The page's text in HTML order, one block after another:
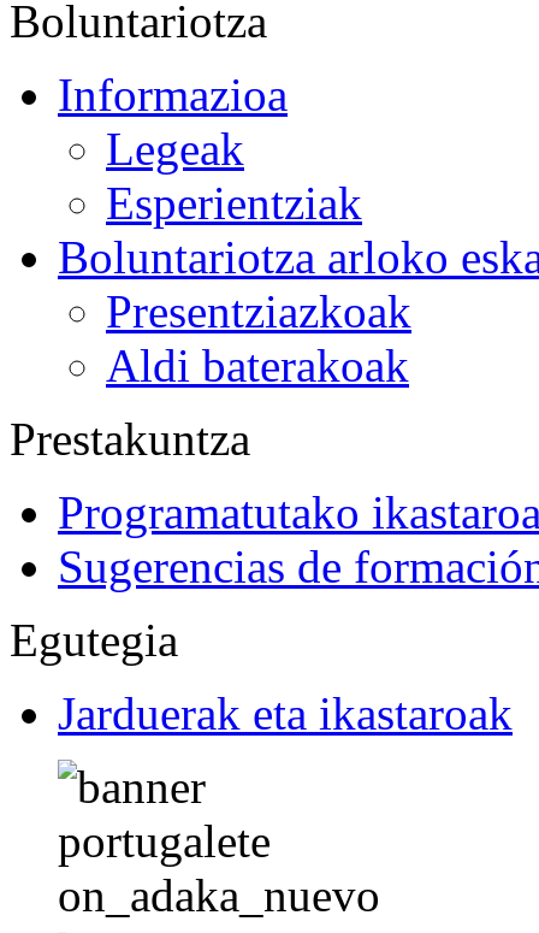
Boluntariotza
Informazioa
Legeak
Esperientziak
Boluntariotza arloko
Presentziazkoak
Aldi baterakoak
Prestakuntza
Programatutako
Sugerencias de
Egutegia
Jarduerak eta ikastaroak